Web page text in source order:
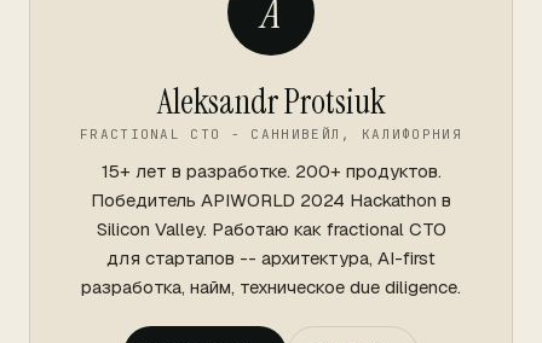
A
Aleksandr Protsiuk
FRACTIONAL CTO - САННИВЕЙЛ, КАЛИФОРНИЯ
15+ лет в разработке. 200+ продуктов.
Победитель APIWORLD 2024 Hackathon в
Silicon Valley. Работаю как fractional CTO
для стартапов -- архитектура, AI-first
разработка, найм, техническое due diligence.